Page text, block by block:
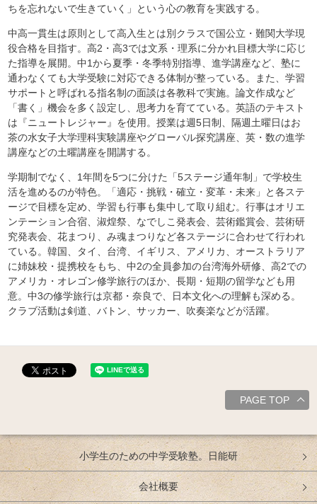
ちを忘れないで生きていく」という心の教育を実践する。
中高一貫生は原則として高入生とは別クラスで国公立・難関大学現
役合格を目指す。高2・高3では文系・理系に分かれ目標大学に応じ
た指導を展開。中1から夏季・冬季特別指導、進学講座など、塾に
通わなくても大学受験に対応できる体制が整っている。また、学習
サポートと呼ばれる指名制の面談は各教科で実施。論文作成など
「書く」機会を多く設定し、思考力を育てている。英語のテキスト
は『ニュートレジャー』を使用。授業は週5日制、隔週土曜日はお
茶の水女子大学理科実験講座やグローバル探究講座、英・数の進学
講座などの土曜講座を開講する。
学期制でなく、1年間を5つに分けた「5ステージ通年制」で学校生
活を進めるのが特色。「適応・挑戦・確立・変革・未来」と各ステ
ージで目標を定め、学習も行事も集中して取り組む。行事はオリエ
ンテーション合宿、淑煌祭、なでしこ発表会、芸術鑑賞会、芸術研
究発表会、花まつり、み魂まつりなど各ステージに合わせて行われ
ている。韓国、タイ、台湾、イギリス、アメリカ、オーストラリア
に姉妹校・提携校をもち、中2の全員参加の台湾海外研修、高2での
アメリカ・オレゴン修学旅行のほか、長期・短期の留学なども用
意。中3の修学旅行は京都・奈良で、日本文化への理解も深める。
クラブ活動は剣道、バトン、サッカー、吹奏楽などが活躍。
PAGE TOP
小学生のための中学受験塾。日能研
会社概要